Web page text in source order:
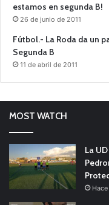
estamos en segunda B!
26 de junio de 2011
Fútbol.- La Roda da un
Segunda B
11 de abril de 2011
MOST WATCH
La